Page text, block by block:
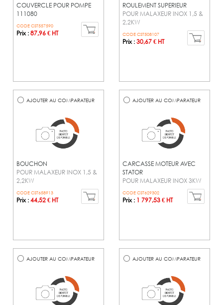
COUVERCLE POUR POMPE
111080
CODE CST557590
Prix :87,96 € HT
ROULEMENT SUPERIEUR
POUR MALAXEUR INOX 1,5 &
2,2KW
CODE CST508107
Prix :30,67 € HT
AJOUTER AU COMPARATEUR
BOUCHON
POUR MALAXEUR INOX 1,5 &
2,2KW
CODE CST658913
Prix :44,52 € HT
AJOUTER AU COMPARATEUR
CARCASSE MOTEUR AVEC
STATOR
POUR MALAXEUR INOX 3KW
CODE CST629302
Prix : 1 797,53 € HT
AJOUTER AU COMPARATEUR AJOUTER AU COMPARATEUR